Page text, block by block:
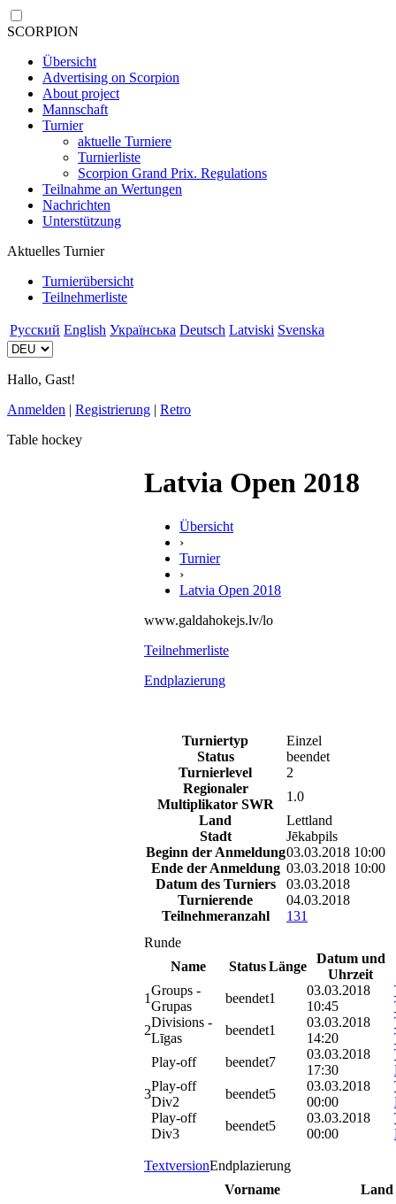
SCORPION
Übersicht
Advertising on Scorpion
About project
Mannschaft
Turnier
aktuelle Turniere
Turnierliste
Scorpion Grand Prix. Regulations
Teilnahme an Wertungen
Nachrichten
Unterstützung
Aktuelles Turnier
Turnierübersicht
Teilnehmerliste
Русский English Українська Deutsch Latviski Svenska
Hallo, Gast!
Anmelden | Registrierung | Retro
Table hockey
Latvia Open 2018
Übersicht
›
Turnier
›
Latvia Open 2018
www.galdahokejs.lv/lo
Teilnehmerliste
Endplazierung
Turniertyp
Einzel
Status
beendet
Turnierlevel
2
Regionaler
Multiplikator SWR
1.0
Land
Lettland
Stadt
Jēkabpils
Beginn der Anmeldung03.03.2018 10:00
Ende der Anmeldung 03.03.2018 10:00
Datum des Turniers
03.03.2018
Turnierende
04.03.2018
Teilnehmeranzahl
131
Runde
Name
Status Länge
Datum und
Uhrzeit
1
Groups -
Grupas
beendet1
03.03.2018
10:45
2
Divisions -
Līgas
beendet1
03.03.2018
14:20
3
Play-off beendet7
03.03.2018
17:30
Play-off
Div2
beendet5
03.03.2018
00:00
Play-off
Div3
beendet5
03.03.2018
00:00
TextversionEndplazierung
Vorname
Land